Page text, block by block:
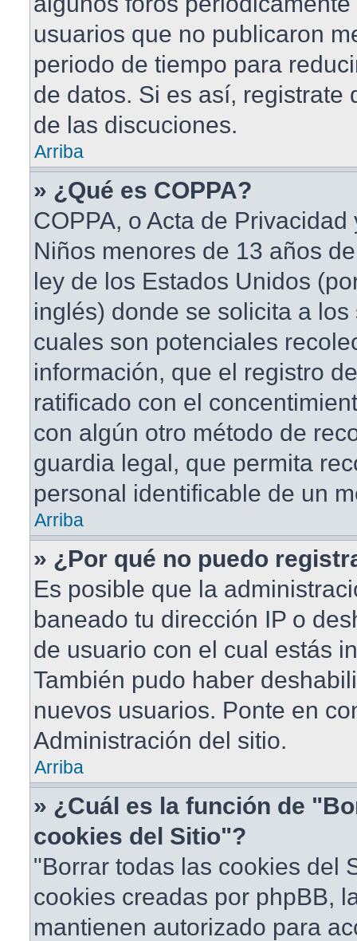
usuarios que no publicaron
periodo de tiempo para
de datos. Si es así, registrate
de las discuciones.
Arriba
» ¿Qué es COPPA?
COPPA, o Acta de
Niños menores de 13 años
ley de los Estados Unidos
inglés) donde se solicita a
cuales son potenciales
información, que el registro
ratificado con el
con algún otro método de
guardia legal, que permita
personal identificable de un
Arriba
» ¿Por qué no puedo
Es posible que la
baneado tu dirección IP o
de usuario con el cual estás
También pudo haber
nuevos usuarios. Ponte en
Administración del sitio.
Arriba
» ¿Cuál es la función de
cookies del Sitio"?
"Borrar todas las cookies del
cookies creadas por phpBB,
mantienen autorizado para